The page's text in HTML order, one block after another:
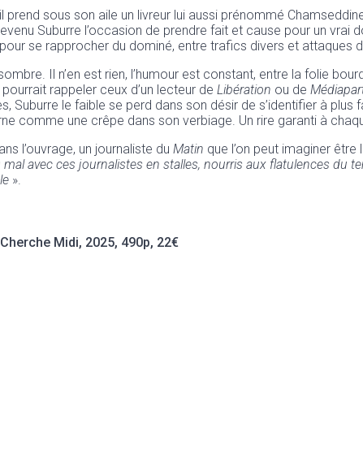
prend sous son aile un livreur lui aussi prénommé
Suburre l’occasion de prendre fait et cause pour un
se rapprocher du dominé, entre trafics divers et attaques
Il n’en est rien, l’humour est constant, entre la folie
rappeler ceux d’un lecteur de Libération ou de
Suburre le faible se perd dans son désir de s’identifier à
comme une crêpe dans son verbiage. Un rire garanti à
l’ouvrage, un journaliste du Matin que l’on peut imaginer être
mal avec ces journalistes en stalles, nourris aux flatulences
».
Midi, 2025, 490p, 22€